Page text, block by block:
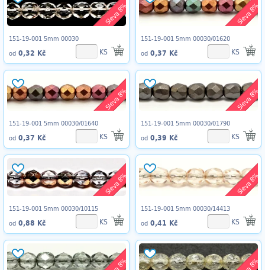
Sleva 8%
151-19-001 5mm 00030
od 0,32 Kč KS
Sleva 8%
151-19-001 5mm 00030/01620
od 0,37 Kč KS
Sleva 8%
151-19-001 5mm 00030/01640
od 0,37 Kč KS
Sleva 8%
151-19-001 5mm 00030/01790
od 0,39 Kč KS
Sleva 8%
151-19-001 5mm 00030/10115
od 0,88 Kč KS
Sleva 8%
151-19-001 5mm 00030/14413
od 0,41 Kč KS